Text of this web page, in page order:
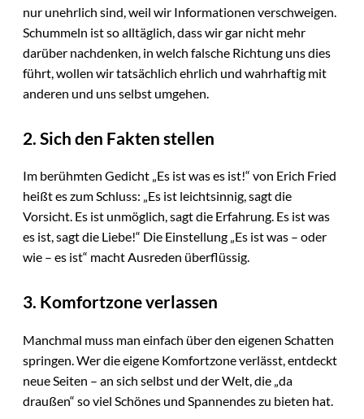
nur unehrlich sind, weil wir Informationen verschweigen.
Schummeln ist so alltäglich, dass wir gar nicht mehr
darüber nachdenken, in welch falsche Richtung uns dies
führt, wollen wir tatsächlich ehrlich und wahrhaftig mit
anderen und uns selbst umgehen.
2. Sich den Fakten stellen
Im berühmten Gedicht „Es ist was es ist!“ von Erich Fried
heißt es zum Schluss: „Es ist leichtsinnig, sagt die
Vorsicht. Es ist unmöglich, sagt die Erfahrung. Es ist was
es ist, sagt die Liebe!“ Die Einstellung „Es ist was – oder
wie – es ist“ macht Ausreden überflüssig.
3. Komfortzone verlassen
Manchmal muss man einfach über den eigenen Schatten
springen. Wer die eigene Komfortzone verlässt, entdeckt
neue Seiten – an sich selbst und der Welt, die „da
draußen“ so viel Schönes und Spannendes zu bieten hat.